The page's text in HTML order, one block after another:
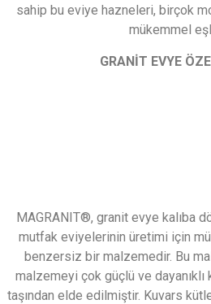
sahip bu eviye hazneleri, birçok
mükemmel
GRANİT EVYE
MAGRANIT®, granit evye kalıba
mutfak eviyelerinin üretimi için
benzersiz bir malzemedir. Bu
malzemeyi çok güçlü ve
taşından elde edilmiştir. Kuvars